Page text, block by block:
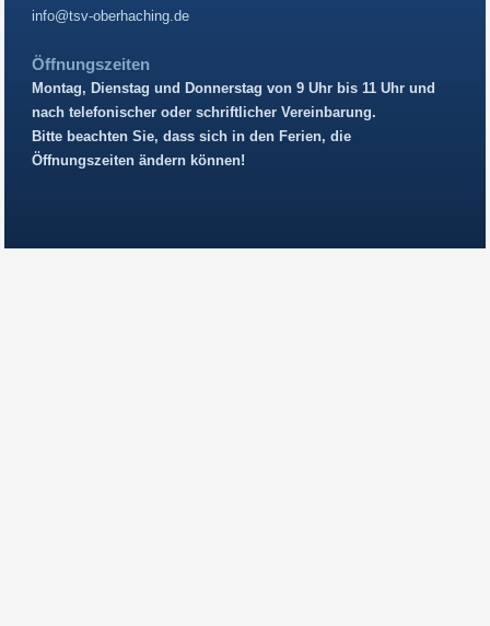
info@tsv-oberhaching.de
Öffnungszeiten
Montag, Dienstag und Donnerstag von 9 Uhr bis 11 Uhr und
nach telefonischer oder schriftlicher Vereinbarung.
Bitte beachten Sie, dass sich in den Ferien, die
Öffnungszeiten ändern können!